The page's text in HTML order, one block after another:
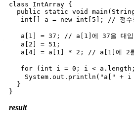
class IntArray {
public static void
int[] a = new int[5]; // 정수형
   a[1] = 37; // a[1]에 37을 대입
   a[2] = 51;
a[4] = a[1] * 2; // a[1]에 2를
for (int i = 0; i < a.length;
System.out.println("a[" + i
  }
result